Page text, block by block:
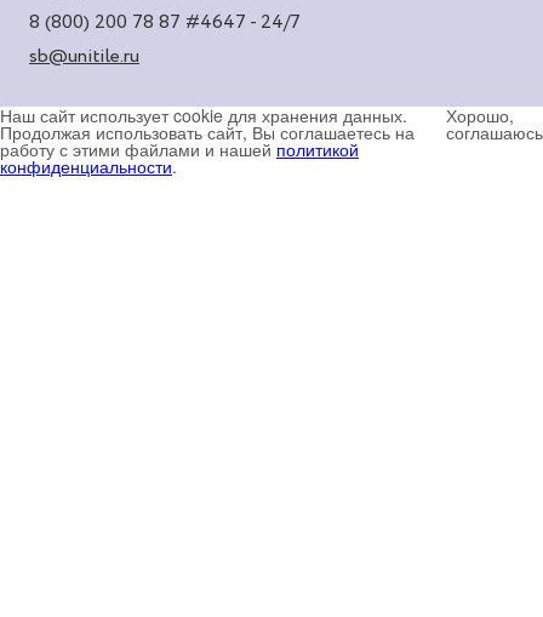
8 (800) 200 78 87 #4647 - 24/7
sb@unitile.ru
Наш сайт использует cookie для хранения данных.
Продолжая использовать сайт, Вы соглашаетесь на
работу с этими файлами и нашей политикой
конфиденциальности.
Хорошо,
соглашаюсь